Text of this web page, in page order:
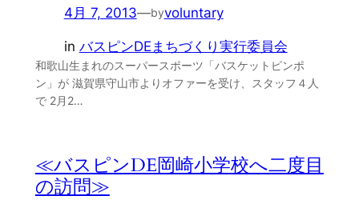
4月 7, 2013—byvoluntary
in バスピンDEまちづくり実行委員会
和歌山生まれのスーパースポーツ「バスケットピンポ
ン」が 滋賀県守山市よりオファーを受け、スタッフ４人
で 2月2…
≪バスピンDE岡崎小学校へ二度目
の訪問≫